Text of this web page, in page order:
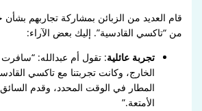
قام العديد من الزبائن بمشاركة تجاربهم
من “تاكسي القادسية”. إليك بعض الآراء:
تجربة عائلية: تقول أم عبدالله:
الخارج، وكانت تجربتنا مع تاكسي
المطار في الوقت المحدد، وقدم
الأمتعة.”